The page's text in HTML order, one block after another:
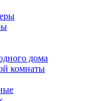
дома
комнаты